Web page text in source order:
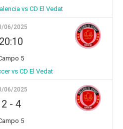
vs CD El Vedat
06/2025
20:10
5
vs CD El Vedat
06/2025
2 - 4
5